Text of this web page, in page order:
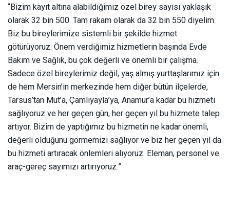
“Bizim kayıt altına alabildiğimiz özel birey sayısı yaklaşık
olarak 32 bin 500. Tam rakam olarak da 32 bin 550 diyelim.
Biz bu bireylerimize sistemli bir şekilde hizmet
götürüyoruz. Önem verdiğimiz hizmetlerin başında Evde
Bakım ve Sağlık, bu çok değerli ve önemli bir çalışma.
Sadece özel bireylerimiz değil, yaş almış yurttaşlarımız için
de hem Mersin’in merkezinde hem diğer bütün ilçelerde,
Tarsus’tan Mut’a, Çamlıyayla’ya, Anamur’a kadar bu hizmeti
sağlıyoruz ve her geçen gün, her geçen yıl bu hizmete talep
artıyor. Bizim de yaptığımız bu hizmetin ne kadar önemli,
değerli olduğunu görmemizi sağlıyor ve biz her geçen yıl da
bu hizmeti artıracak önlemleri alıyoruz. Eleman, personel ve
araç-gereç sayımızı artırıyoruz.”